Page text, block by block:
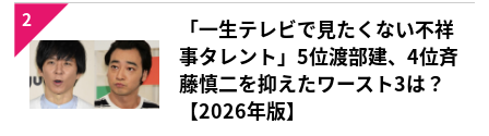
「一生テレビで見たくない不祥
事タレント」5位渡部建、4位斉
藤慎二を抑えたワースト3は？
【2026年版】
2